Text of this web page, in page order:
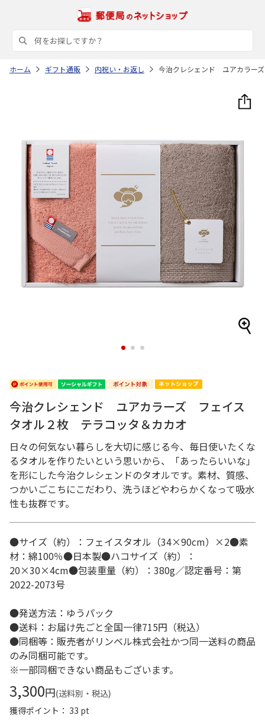
ホーム ギフト通販 内祝い・お返し 今治クレシェンド ユアカラー
1 2 3
今治クレシェンド ユアカラーズ フェイス
タオル２枚 テラコッタ＆カカオ
日々の何気ない暮らしを大切に感じる今、毎日使いたくな
るタオルを作りたいという思いから、「あったらいいな」
を形にした今治クレシェンドのタオルです。素材、質感、
つかいごこちにこだわり、洗うほどやわらかくなって吸水
性も抜群です。
●サイズ（約）：フェイスタオル（34×90cm）×2●素
材：綿100％●日本製●ハコサイズ（約）：
20×30×4cm●包装重量（約）：380g／認定番号：第
2022-2073号
●発送方法：ゆうパック
●送料：お届け先ごと全国一律715円（税込）
●同梱等：販売者がリンベル株式会社かつ同一送料の商品
のみ同梱可能です。
※一部同梱できない商品もございます。
3,300円(送料別・税込)
獲得ポイント： 33 pt